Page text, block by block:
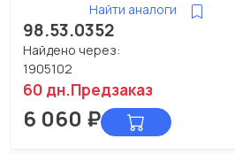
Найти аналоги
98.53.0352
Найдено через:
1905102
60 дн.Предзаказ
6 060 ₽